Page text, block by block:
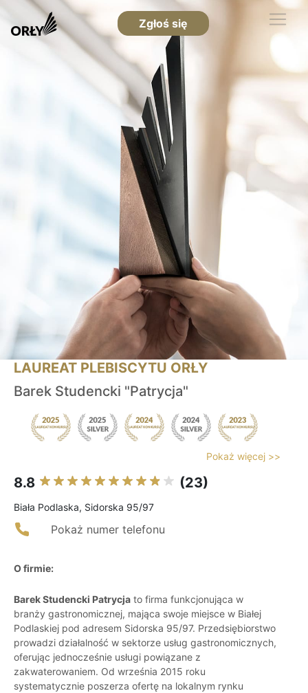
Zgłoś się
LAUREAT PLEBISCYTU ORŁY
Barek Studencki "Patrycja"
Pokaż więcej >>
8.8 (23)
Biała Podlaska, Sidorska 95/97
Pokaż numer telefonu
O firmie:
Barek Studencki Patrycja to firma funkcjonująca w
branży gastronomicznej, mająca swoje miejsce w Białej
Podlaskiej pod adresem Sidorska 95/97. Przedsiębiorstwo
prowadzi działalność w sektorze usług gastronomicznych,
oferując jednocześnie usługi powiązane z
zakwaterowaniem. Od września 2015 roku
systematycznie poszerza ofertę na lokalnym rynku